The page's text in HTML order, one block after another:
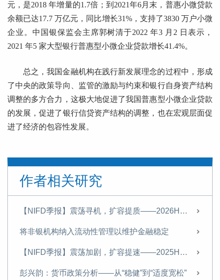
元，是2018 年增量的1.7倍；到2021年6月末，普惠小微贷款
余额已达17.7 万亿元，同比增长31%，支持了3830 万户小微
企业。中国银保监会主席郭树清于2022 年3 月2 日表示，
2021 年5 家大型银行普惠型小微企业贷款增长41.4%。
总之，我国金融机构在践行新发展理念的过程中，形成
了中央的政策导向、监管的激励与约束和银行自身资产结构
调整的多方合力，这极大地促进了我国普惠型小微企业贷款
的发展，促进了银行信贷资产结构的调整，也在宏观层面促
进了经济的包容性发展。
作者相关研究
【NIFD季报】震荡寻机，扩容提质——2026H1债券市场报告
将非银机构纳入流动性管理以维护金融稳定
【NIFD季报】震荡加剧，扩容提速——2025H1债券市场
彭兴韵：货币政策分析——从“稳健”到“适度宽松”